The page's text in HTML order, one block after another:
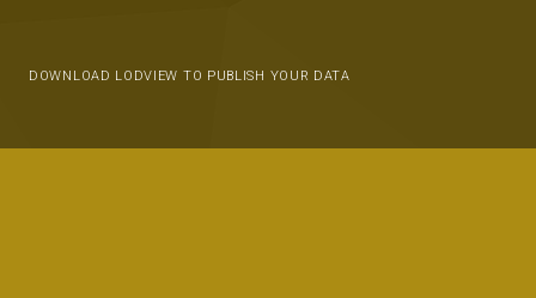
DOWNLOAD LODVIEW TO PUBLISH YOUR DATA